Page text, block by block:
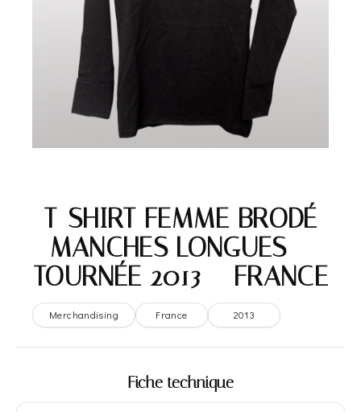
T-SHIRT FEMME BRODÉ
MANCHES LONGUES –
TOURNÉE 2013 – FRANCE
Merchandising France 2013
Fiche technique